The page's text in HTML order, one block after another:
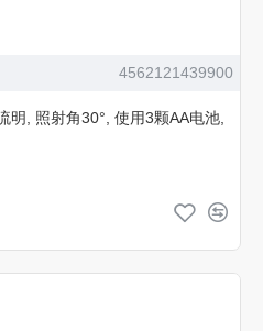
4562121439900
明, 照射角30°, 使用3颗AA电池,